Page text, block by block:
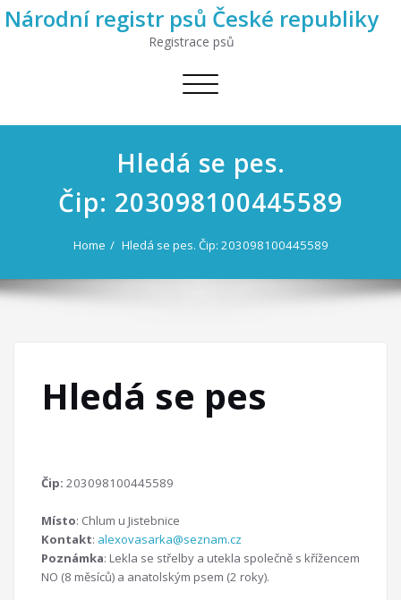
Národní registr psů České republiky
Registrace psů
Toggle
Hledá se pes.
Čip: 203098100445589
Home Hledá se pes. Čip: 203098100445589
Hledá se pes
Čip: 203098100445589
Místo: Chlum u Jistebnice
Kontakt: alexovasarka@seznam.cz
Poznámka: Lekla se střelby a utekla společně s křížencem
NO (8 měsíců) a anatolským psem (2 roky).